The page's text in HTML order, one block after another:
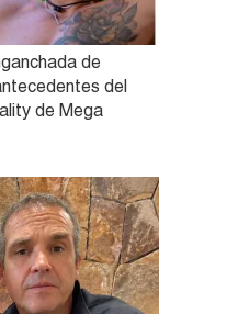
de
del
de Mega